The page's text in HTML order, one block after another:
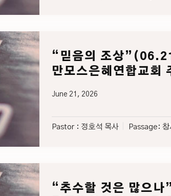
“믿음의 조상
만모스은혜연합교회
June 21, 2026
Pastor : 정호석 목사 Passage: 창
“추수할 것은 많으